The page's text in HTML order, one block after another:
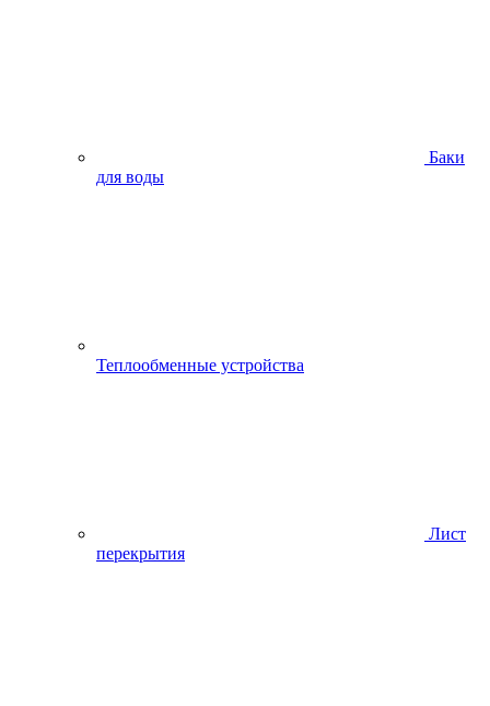
Баки
для воды
Теплообменные устройства
Лист
перекрытия